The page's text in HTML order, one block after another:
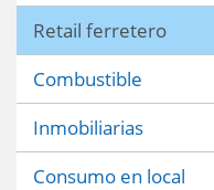
Retail ferretero
Combustible
Inmobiliarias
Consumo en local